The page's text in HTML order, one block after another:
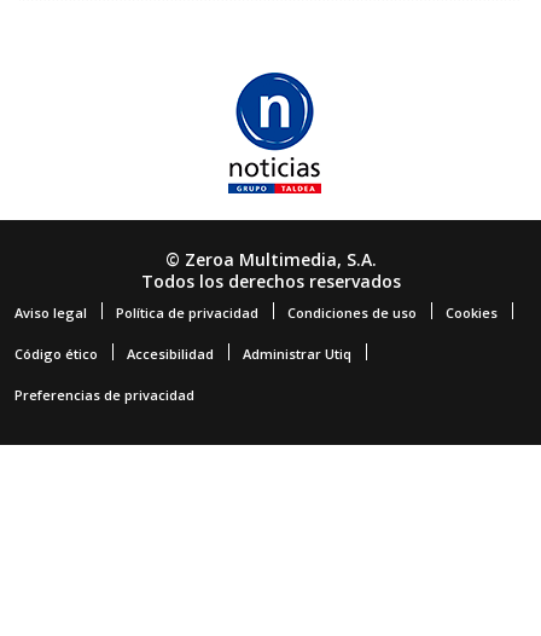
© Zeroa Multimedia, S.A.
Todos los derechos reservados
Aviso legal Política de privacidad Condiciones de uso Cookies
Código ético Accesibilidad Administrar Utiq
Preferencias de privacidad